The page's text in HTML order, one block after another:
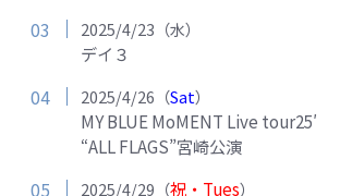
2025/4/23（水）
デイ３
2025/4/26 （Sat）
MY BLUE MoMENT Live tour25′
“ALL FLAGS”宮崎公演
2025/4/29 （祝・Tues）